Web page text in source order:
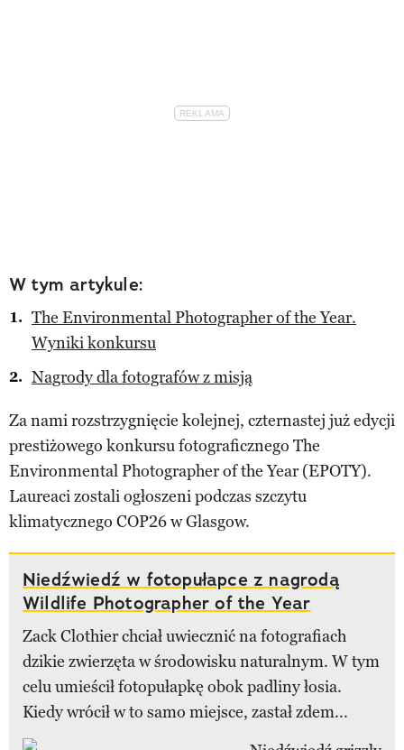
W tym artykule:
The Environmental Photographer of the Year.
Wyniki konkursu
Nagrody dla fotografów z misją
Za nami rozstrzygnięcie kolejnej, czternastej już edycji
prestiżowego konkursu fotograficznego The
Environmental Photographer of the Year (EPOTY).
Laureaci zostali ogłoszeni podczas szczytu
klimatycznego COP26 w Glasgow.
Niedźwiedź w fotopułapce z nagrodą
Wildlife Photographer of the Year
Zack Clothier chciał uwiecznić na fotografiach
dzikie zwierzęta w środowisku naturalnym. W tym
celu umieścił fotopułapkę obok padliny łosia.
Kiedy wrócił w to samo miejsce, zastał zdem...